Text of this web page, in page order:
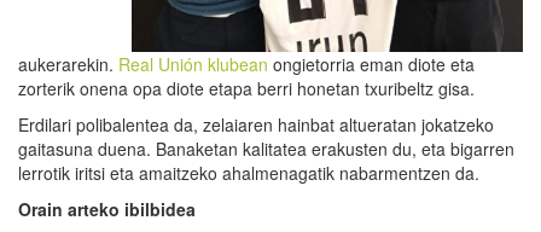
aukerarekin. Real Unión klubean ongietorria eman diote eta
zorterik onena opa diote etapa berri honetan txuribeltz gisa.
Erdilari polibalentea da, zelaiaren hainbat altueratan jokatzeko
gaitasuna duena. Banaketan kalitatea erakusten du, eta bigarren
lerrotik iritsi eta amaitzeko ahalmenagatik nabarmentzen da.
Orain arteko ibilbidea